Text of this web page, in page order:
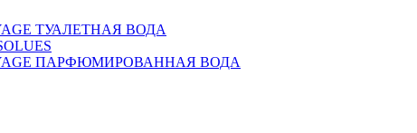
ТУАЛЕТНАЯ ВОДА
ПАРФЮМИРОВАННАЯ ВОДА